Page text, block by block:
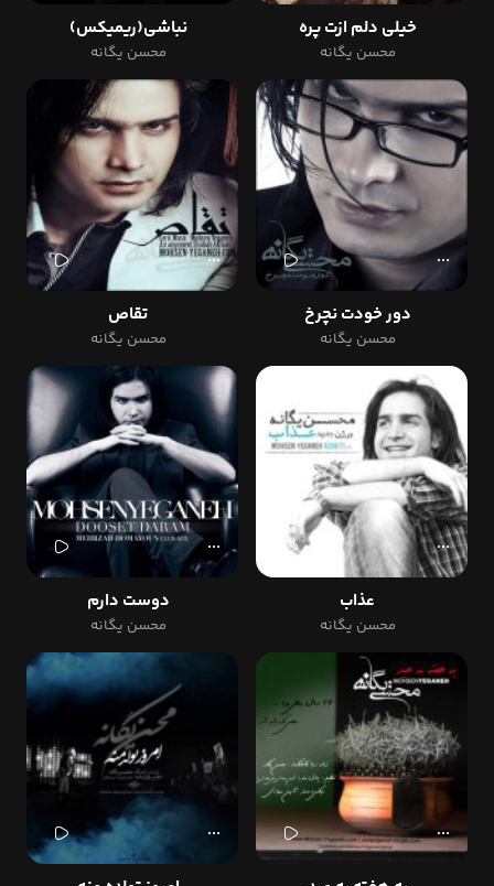
خیلی دلم ازت پره
محسن یگانه
نباشی(ریمیکس)
محسن یگانه
دور خودت نچرخ
محسن یگانه
تقاص
محسن یگانه
عذاب
محسن یگانه
دوست دارم
محسن یگانه